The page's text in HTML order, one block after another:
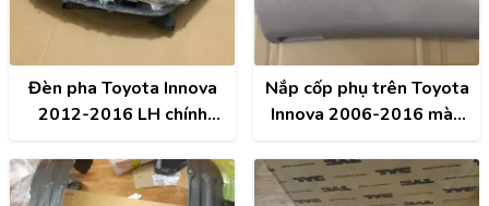
Đèn pha Toyota Innova
2012-2016 LH chính
Nắp cốp phụ trên Toyota
Innova 2006-2016 màu